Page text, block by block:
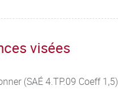
visées
(SAÉ 4.TP.09 Coeff 1,5)